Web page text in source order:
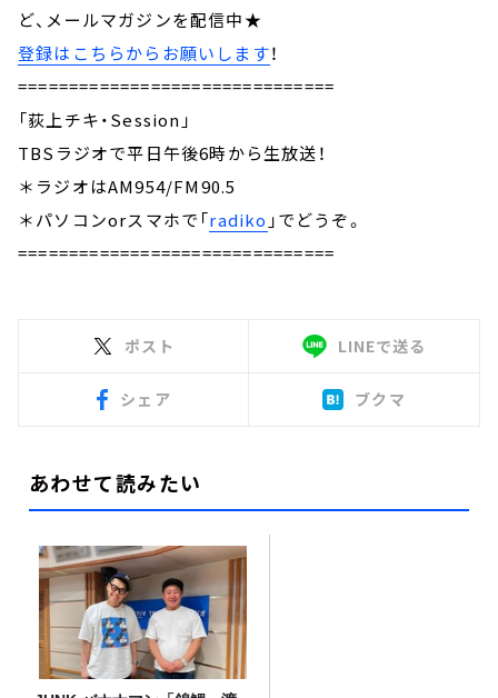
ど、メールマガジンを配信中★
登録はこちらからお願いします！
===============================
「荻上チキ・Session」
TBSラジオで平日午後6時から生放送！
＊ラジオはAM954/FM90.5
＊パソコンorスマホで「radiko 」でどうぞ。
===============================
ポスト LINEで送る
シェア ブクマ
あわせて読みたい